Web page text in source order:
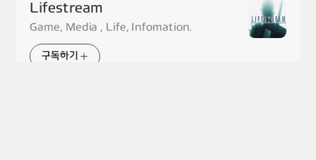
Lifestream
Game, Media , Life, Infomation.
구독하기